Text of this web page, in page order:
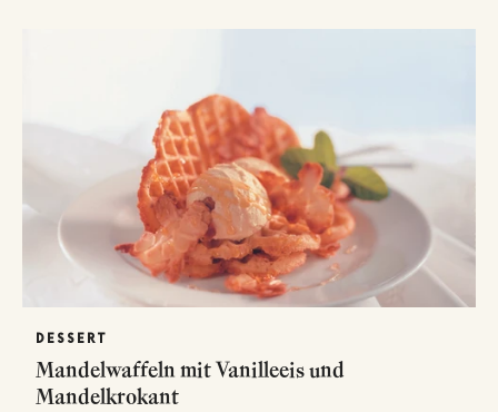
DESSERT
Mandelwaffeln mit Vanilleeis und
Mandelkrokant